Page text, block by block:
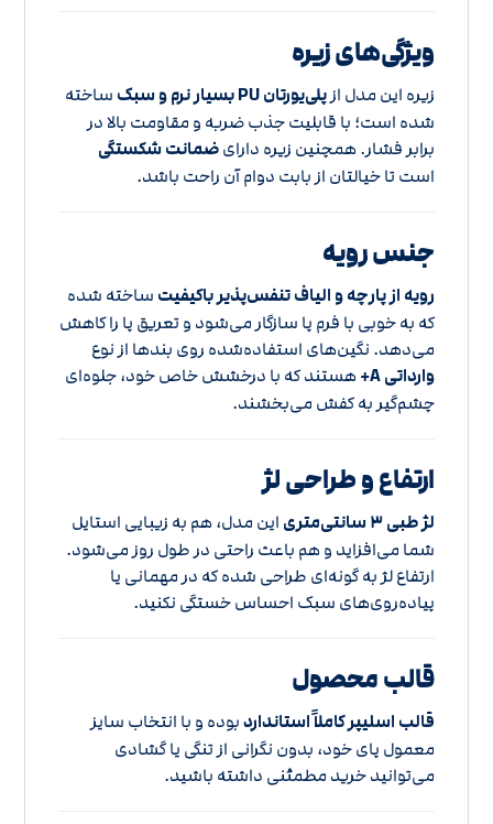
ویژگی‌های زیره
زیره این مدل ازپلی‌یورتان PU بسیار نرم و سبک
ساخته
شده است؛ با قابلیت جذب ضربه و مقاومت بالا در
برابر فشار. همچنین زیره دارایضمانت شکستگی
است تا خیالتان از بابت دوام آن راحت باشد.
جنس رویه
رویه از پارچه و الیاف تنفس‌پذیر باکیفیت ساخته شده
که به خوبی با فرم پا سازگار می‌شود و تعریق پا را کاهش
می‌دهد. نگین‌های استفاده‌شده روی بندها از نوع
وارداتی A+
هستند که با درخشش خاص خود، جلوه‌ای
چشم‌گیر به کفش می‌بخشند.
ارتفاع و طراحی لژ
لژ طبی ۳ سانتی‌متری
این مدل، هم به زیبایی استایل
شما می‌افزاید و هم باعث راحتی در طول روز می‌شود.
ارتفاع لژ به گونه‌ای طراحی شده که در مهمانی یا
پیاده‌روی‌های سبک احساس خستگی نکنید.
قالب محصول
قالب اسلیپر کاملاً استانداردبوده و با انتخاب سایز
معمول پای خود، بدون نگرانی از تنگی یا گشادی
می‌توانید خرید مطمئنی داشته باشید.